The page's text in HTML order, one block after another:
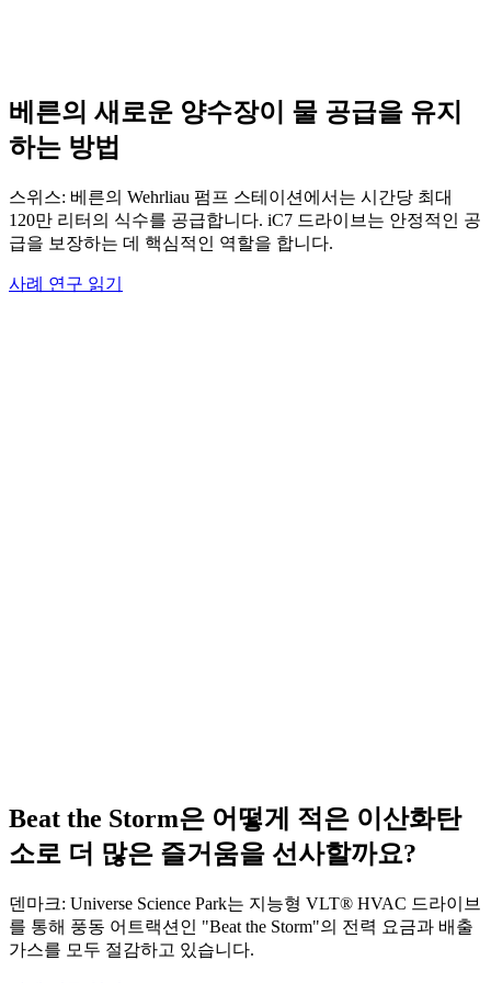
베른의 새로운 양수장이 물 공급을 유지
하는 방법
스위스: 베른의 Wehrliau 펌프 스테이션에서는 시간당 최대
120만 리터의 식수를 공급합니다. iC7 드라이브는 안정적인 공
급을 보장하는 데 핵심적인 역할을 합니다.
사례 연구 읽기
Beat the Storm은 어떻게 적은 이산화탄
소로 더 많은 즐거움을 선사할까요?
덴마크: Universe Science Park는 지능형 VLT® HVAC 드라이브
를 통해 풍동 어트랙션인 "Beat the Storm"의 전력 요금과 배출
가스를 모두 절감하고 있습니다.